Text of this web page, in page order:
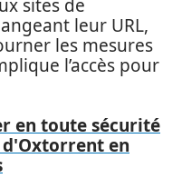
sites de
leur URL,
les mesures
l’accès pour
en toute sécurité
d'Oxtorrent en